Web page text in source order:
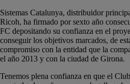
Sistemas Catalunya, distribuidor
Ricoh, ha firmado por sexto año
FC depositando su confianza en el
conseguir los objetivos marcados, de
compromiso con la entidad que la
el año 2013 y con la ciudad de Girona.
Tenemos plena confianza en que el